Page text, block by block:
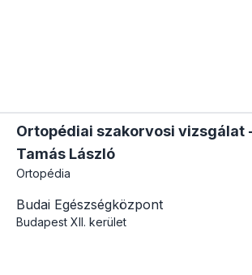
Ortopédiai szakorvosi vizsgálat
Tamás László
Ortopédia
Budai Egészségközpont
Budapest XII. kerület